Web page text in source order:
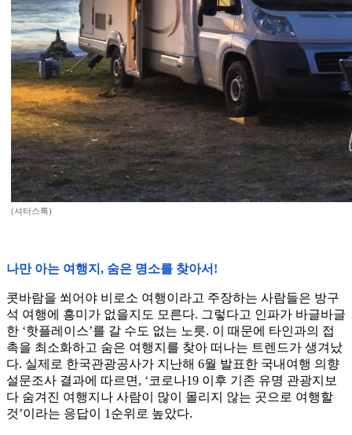
(셔터스톡)
나만 아는 여행지, 숨은 명소를 찾아서!
콧바람을 쐬어야 비로소 여행이라고 주장하는 사람들은 방구
석 여행에 흥미가 없을지도 모른다. 그렇다고 인파가 바글바글
한 ‘핫플레이스’를 갈 수도 없는 노릇. 이 때문에 타인과의 접
촉을 최소화하고 숨은 여행지를 찾아 떠나는 트렌드가 생겨났
다. 실제로 한국관광공사가 지난해 6월 발표한 국내여행 의향
설문조사 결과에 따르면, ‘코로나19 이후 기존 유명 관광지보
다 숨겨진 여행지나 사람이 많이 몰리지 않는 곳으로 여행할
것’이라는 응답이 1순위로 높았다.